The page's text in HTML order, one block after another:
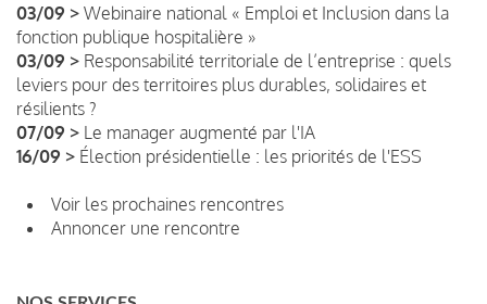
03/09 > Webinaire national « Emploi et Inclusion dans la
fonction publique hospitalière »
03/09 > Responsabilité territoriale de l’entreprise : quels
leviers pour des territoires plus durables, solidaires et
résilients ?
07/09 > Le manager augmenté par l'IA
16/09 > Élection présidentielle : les priorités de l'ESS
Voir les prochaines rencontres
Annoncer une rencontre